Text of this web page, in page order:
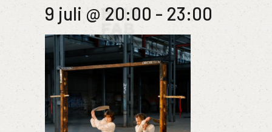
9 juli @ 20:00 - 23:00